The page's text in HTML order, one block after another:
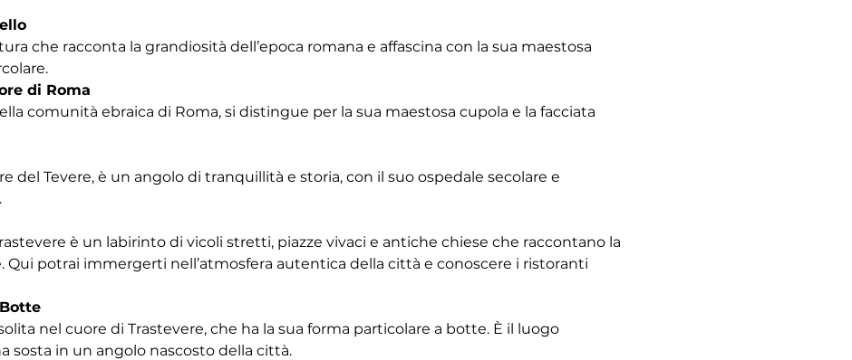
che racconta la grandiosità dell’epoca romana e affascina con la sua maestosa
di Roma
comunità ebraica di Roma, si distingue per la sua maestosa cupola e la facciata
del Tevere, è un angolo di tranquillità e storia, con il suo ospedale secolare e
è un labirinto di vicoli stretti, piazze vivaci e antiche chiese che raccontano la
Qui potrai immergerti nell’atmosfera autentica della città e conoscere i ristoranti
nel cuore di Trastevere, che ha la sua forma particolare a botte. È il luogo
sosta in un angolo nascosto della città.